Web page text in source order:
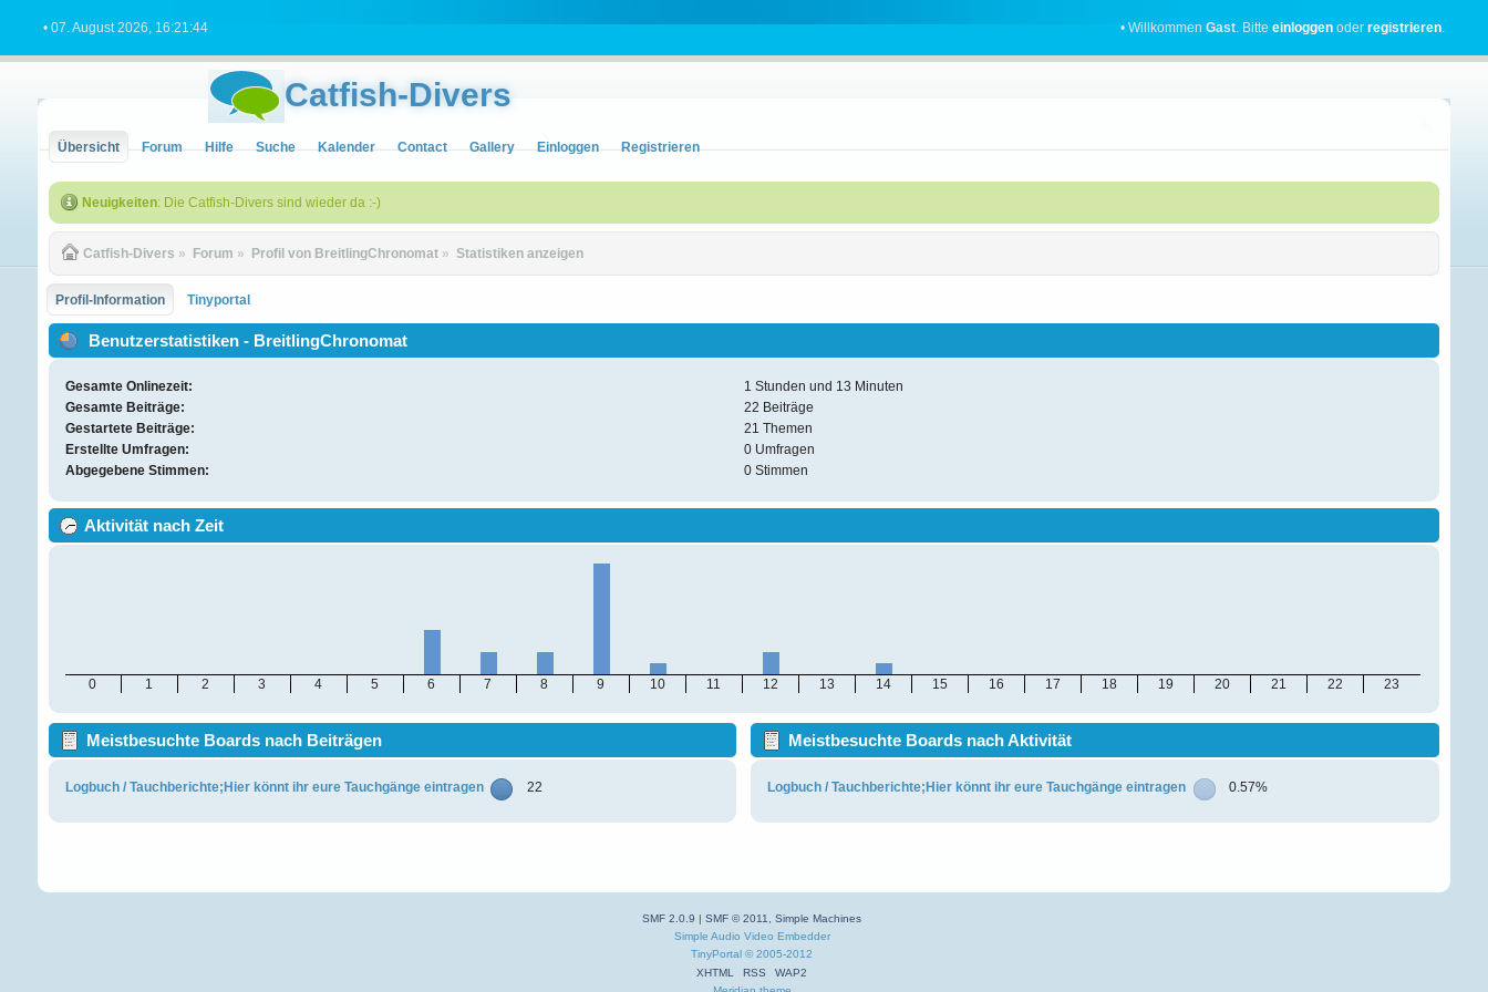
• 07. August 2026, 16:21:44 • WillkommenGast. Bitteeinloggen oderregistrieren.
Catfish-Divers
Übersicht Forum Hilfe Suche Kalender Contact Gallery Einloggen Registrieren
Neuigkeiten: Die Catfish-Divers sind wieder da :-)
Catfish-Divers » Forum » Profil von BreitlingChronomat » Statistiken anzeigen
Profil-Information Tinyportal
Benutzerstatistiken - BreitlingChronomat
Gesamte Onlinezeit:
1 Stunden und 13 Minuten
Gesamte Beiträge:
22 Beiträge
Gestartete Beiträge:
21 Themen
Erstellte Umfragen:
0 Umfragen
Abgegebene Stimmen:
0 Stimmen
Aktivität nach Zeit
0 1 2 3 4 5 6 7 8 9 10 11 12 13 14 15 16 17 18 19 20 21 22 23
Meistbesuchte Boards nach Beiträgen
Logbuch / Tauchberichte;Hier könnt ihr eure Tauchgänge eintragen 22
Meistbesuchte Boards nach Aktivität
Logbuch / Tauchberichte;Hier könnt ihr eure Tauchgänge eintragen 0.57%
SMF 2.0.9 |SMF © 2011,Simple Machines
Simple Audio Video Embedder
TinyPortal © 2005-2012
XHTML
RSS
WAP2